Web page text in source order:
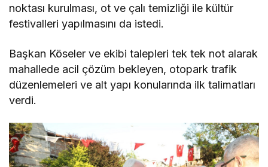
noktası kurulması, ot ve çalı temizliği ile kültür
festivalleri yapılmasını da istedi.
Başkan Köseler ve ekibi talepleri tek tek not alarak
mahallede acil çözüm bekleyen, otopark trafik
düzenlemeleri ve alt yapı konularında ilk talimatları
verdi.